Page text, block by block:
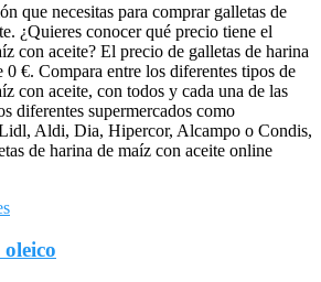
que necesitas para comprar galletas de
¿Quieres conocer qué precio tiene el
con aceite? El precio de galletas de harina
0 €. Compara entre los diferentes tipos de
con aceite, con todos y cada una de las
diferentes supermercados como
Aldi, Dia, Hipercor, Alcampo o Condis,
de harina de maíz con aceite online